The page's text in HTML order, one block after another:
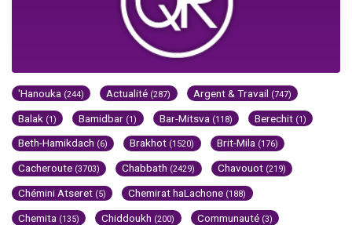
'Hanouka (244) Actualité (287) Argent & Travail (747)
Balak (1) Bamidbar (1) Bar-Mitsva (118) Berechit (1)
Beth-Hamikdach (6) Brakhot (1520) Brit-Mila (176)
Cacheroute (3703) Chabbath (2429) Chavouot (219)
Chémini Atseret (5) Chemirat haLachone (188)
Chemita (135) Chiddoukh (200) Communauté (3)